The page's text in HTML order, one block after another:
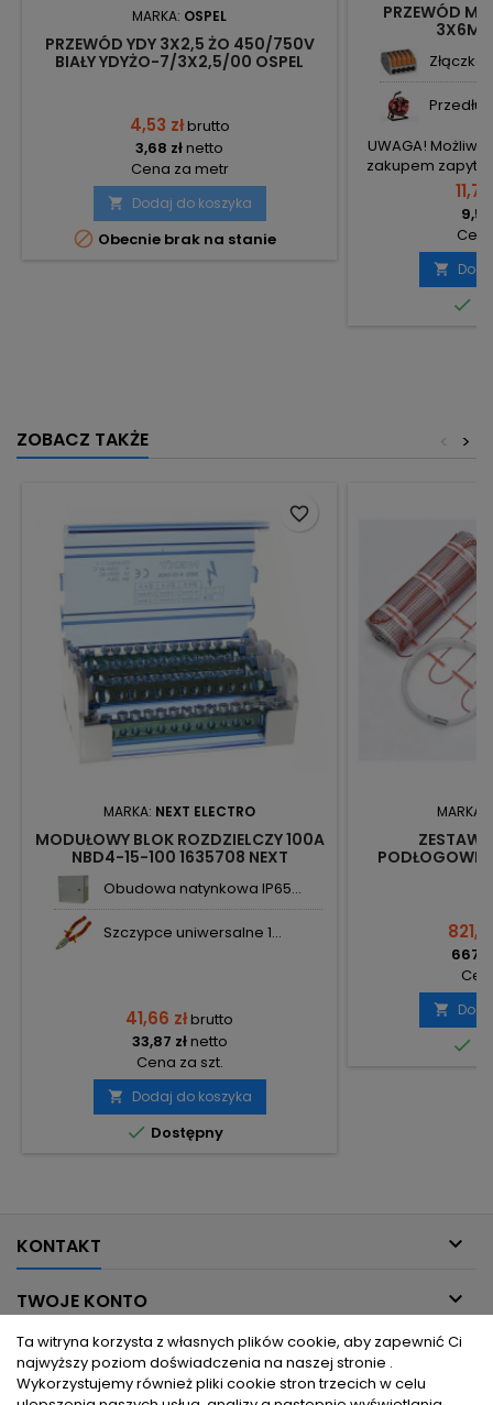
MARKA: OSPEL
PRZEWÓD YDY 3X2,5 ŻO 450/750V
BIAŁY YDYŻO-7/3X2,5/00 OSPEL
4,53 złbrutto
3,68 złnetto
Cena za metr
 Dodaj do koszyka
 Obecnie brak na stanie
PRZEWÓD
Złączka
UWAGA!
zakupem


ZOBACZ TAKŻE >
<
MARKA: NEXT ELECTRO
MODUŁOWY BLOK ROZDZIELCZY 100A
NBD4-15-100 1635708 NEXT
Obudowa natynkowa IP65...
Szczypce uniwersalne 1...
41,66 złbrutto
33,87 złnetto
Cena za szt.
 Dodaj do koszyka
 Dostępny
favorite_border
MARKA:
ZESTAW


KONTAKT 
TWOJE KONTO 
INFORMACJE DLA CIEBIE 
Ta witryna korzysta z własnych plików cookie, aby zapewnić Ci
najwyższy poziom doświadczenia na naszej stronie .
Wykorzystujemy również pliki cookie stron trzecich w celu